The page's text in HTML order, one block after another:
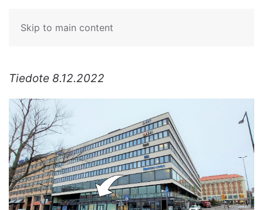
Skip to main content
Tiedote 8.12.2022